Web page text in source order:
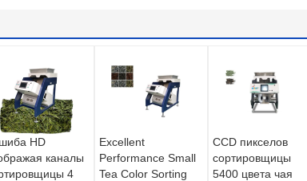
HD
каналы
4
Excellent
Performance Small
Tea Color Sorting
CCD пикселов
сортировщицы
5400 цвета чая